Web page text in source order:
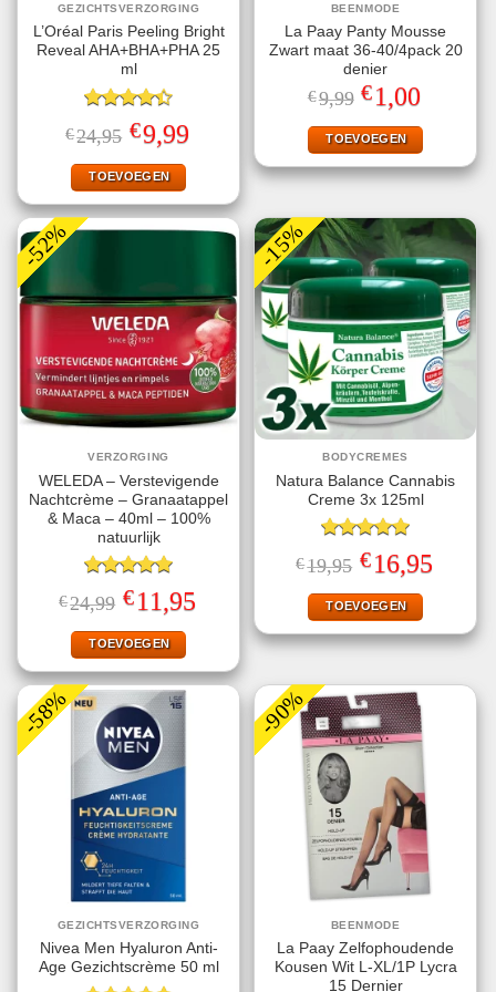
GEZICHTSVERZORGING
L’Oréal Paris Peeling Bright
Reveal AHA+BHA+PHA 25
ml
Gewaardeerd
4.40uit 5
€24,95 Oorspronkelijke
prijs
was:
€24,95.
€9,99Huidige
prijs
TOEVOEGEN
BEENMODE
La Paay Panty Mousse
Zwart maat 36-40/4pack 20
denier
€9,99 Oorspronkelijke
prijs
was:
€9,99.
€1,00
is:
€1,00.
TOEVOEGEN
-52%
VERZORGING
WELEDA – Verstevigende
Nachtcrème – Granaatappel
& Maca – 40ml – 100%
natuurlijk
Gewaardeerd
5.00uit 5
€24,99 Oorspronkelijke
prijs
was:
€24,99.
€11,95prijs
TOEVOEGEN
-15%
BODYCREMES
Natura Balance Cannabis
Creme 3x 125ml
Gewaardeerd
5.00uit 5
€19,95 Oorspronkelijke
prijs
was:
€19,95.
€16,95prijs
TOEVOEGEN
-58%
GEZICHTSVERZORGING
Nivea Men Hyaluron Anti-
Age Gezichtscrème 50 ml
-90%
BEENMODE
La Paay Zelfophoudende
Kousen Wit L-XL/1P Lycra
15 Dernier